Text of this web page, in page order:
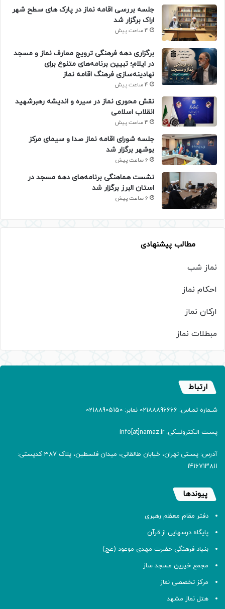
جلسه بررسی اقامه نماز در پارک های سطح شهر
اراک برگزار شد
4 ساعت پیش
برگزاری دهه فرهنگی ترویج معارف نماز و مسجد
در ایلام؛ تبیین برنامه‌های متنوع برای
نهادینه‌سازی فرهنگ اقامه نماز
4 ساعت پیش
نقش محوری نماز در سیره و اندیشه رهبرشهید
انقلاب اسلامی
4 ساعت پیش
جلسه شورای اقامه نماز صدا و سیمای مرکز
بوشهر برگزار شد
6 ساعت پیش
نشست هماهنگی برنامه‌های دهه مسجد در
استان البرز برگزار شد
6 ساعت پیش
مطالب پیشنهادی
نماز شب
احکام نماز
ارکان نماز
مبطلات نماز
ارتباط
شـماره تمـاس: 02188896666 نمابر: 02188905150
پسـت الـکترونیـکی: info[at]namaz.ir
آدرس: پسـتی تهران، خیابان طالقانی، میدان فلسطین، پلاک 387 کدپستی:
۱۴۱۶۷۱۳۸۱۱
پیوندها
دفتر مقام معظم رهبری
پایگاه درسهایی از قرآن
بنیاد فرهنگی حضرت مهدی موعود (عج)
مجمع خیرین مسجد ساز
مرکز تخصصی نماز
هتل نماز مشهد